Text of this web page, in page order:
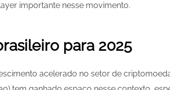
importante nesse movimento.
para 2025
acelerado no setor de